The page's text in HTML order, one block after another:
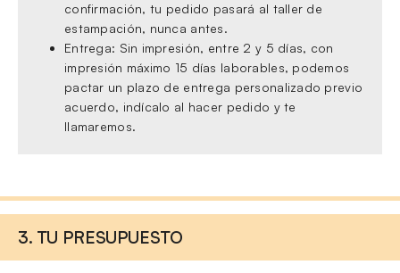
confirmación, tu pedido pasará al taller de
estampación, nunca antes.
Entrega: Sin impresión, entre 2 y 5 días, con
impresión máximo 15 días laborables, podemos
pactar un plazo de entrega personalizado previo
acuerdo, indícalo al hacer pedido y te
llamaremos.
3. TU PRESUPUESTO